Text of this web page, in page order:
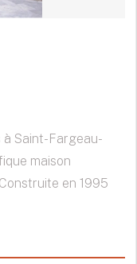
à Saint-Fargeau-
maison
en 1995